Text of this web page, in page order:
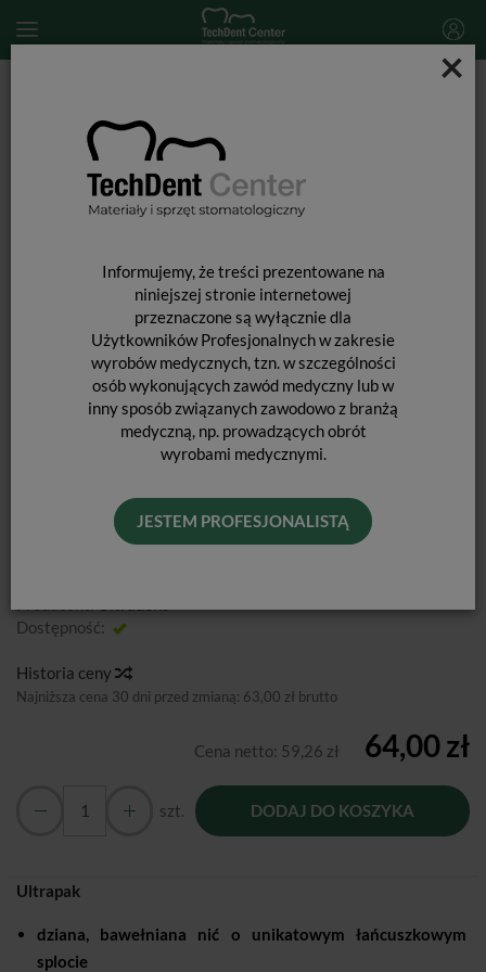
×
Informujemy, że treści prezentowane na
niniejszej stronie internetowej
przeznaczone są wyłącznie dla
Użytkowników Profesjonalnych w zakresie
wyrobów medycznych, tzn. w szczególności
osób wykonujących zawód medyczny lub w
inny sposób związanych zawodowo z branżą
medyczną, np. prowadzących obrót
wyrobami medycznymi.
JESTEM PROFESJONALISTĄ
Nici retrakcyjne Ultrapak 00 / 244cm
NICI RETRAKCYJNE ULTRAPAK 00 /
Dostępność:
Historia ceny
Najniższa cena 30 dni przed zmianą: 63,00 zł brutto
Cena netto: 59,26 zł 64,00 zł
szt. DODAJ DO KOSZYKA
Ultrapak
dziana, bawełniana nić o unikatowym łańcuszkowym
splocie